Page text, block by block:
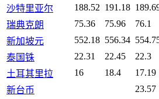
沙特里亚尔
188.52 191.18
瑞典克朗
75.36 75.96
76.1
新加坡元
552.18 556.34
泰国铢
22.31 22.45
22.3
土耳其里拉
16 18.4
17.19
新台币
23.57